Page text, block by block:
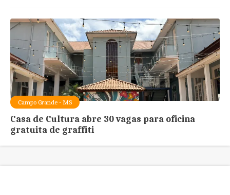
Campo Grande - MS
Casa de Cultura abre 30 vagas para oficina
gratuita de graffiti